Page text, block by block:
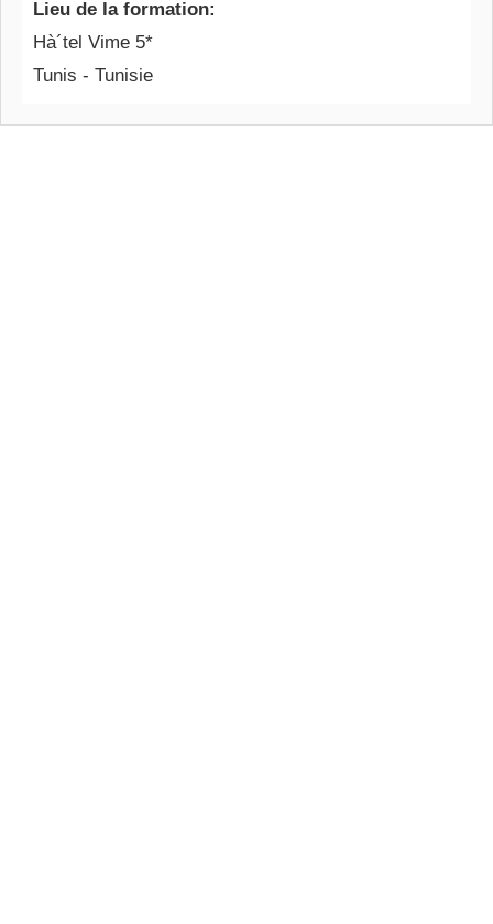
Lieu de la formation:
Hà´tel Vime 5*
Tunis - Tunisie